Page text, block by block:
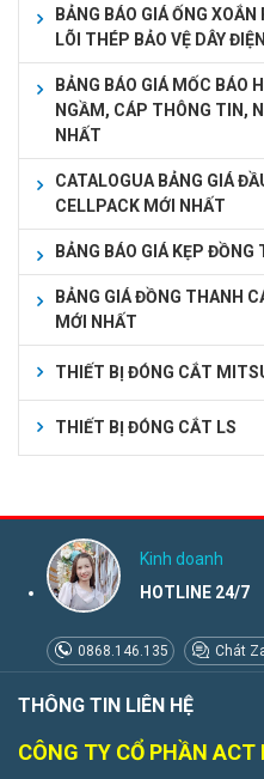
BẢNG BÁO GIÁ ỐNG XOẮN
LÕI THÉP BẢO VỆ DÂY ĐIỆN
BẢNG BÁO GIÁ MỐC BÁO
NGẦM, CÁP THÔNG TIN,
NHẤT
CATALOGUA BẢNG GIÁ
CELLPACK MỚI NHẤT
BẢNG BÁO GIÁ KẸP ĐỒNG
BẢNG GIÁ ĐỒNG THANH
MỚI NHẤT
THIẾT BỊ ĐÓNG CẮT
THIẾT BỊ ĐÓNG CẮT LS
Kinh doanh
HOTLINE 24/7
0868.146.135 Chát
THÔNG TIN LIÊN HỆ
CÔNG TY CỔ PHẦN